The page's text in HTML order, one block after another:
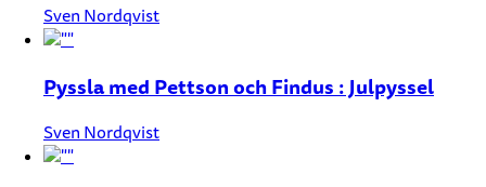
Sven Nordqvist
Pyssla med Pettson och Findus : Julpyssel
Sven Nordqvist